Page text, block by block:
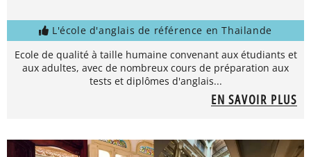
L'école d'anglais de référence en Thailande
Ecole de qualité à taille humaine convenant aux étudiants et
aux adultes, avec de nombreux cours de préparation aux
tests et diplômes d'anglais...
EN SAVOIR PLUS